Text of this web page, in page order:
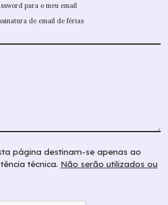
para empresas,
adaptados às
de cada
para o meu email
de email de férias
página destinam-se apenas ao
técnica. Não serão utilizados ou